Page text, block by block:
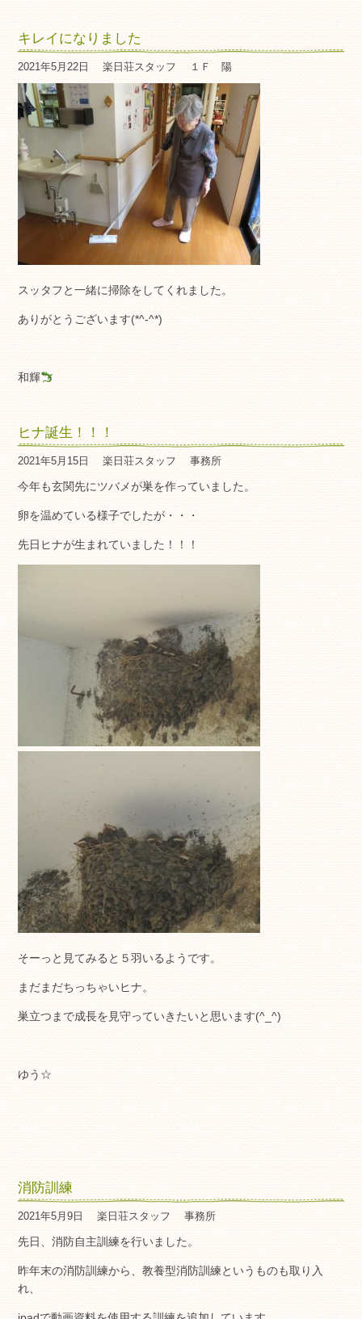
キレイになりました
2021年5月22日 楽日荘スタッフ １Ｆ 陽
スッタフと一緒に掃除をしてくれました。
ありがとうございます(*^-^*)
和輝
ヒナ誕生！！！
2021年5月15日 楽日荘スタッフ 事務所
今年も玄関先にツバメが巣を作っていました。
卵を温めている様子でしたが・・・
先日ヒナが生まれていました！！！
そーっと見てみると５羽いるようです。
まだまだちっちゃいヒナ。
巣立つまで成長を見守っていきたいと思います(^_^)
ゆう☆
消防訓練
2021年5月9日 楽日荘スタッフ 事務所
先日、消防自主訓練を行いました。
昨年末の消防訓練から、教養型消防訓練というものも取り入
れ、